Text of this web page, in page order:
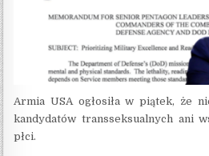
Armia USA ogłosiła w piątek, że
kandydatów transseksualnych ani
płci.